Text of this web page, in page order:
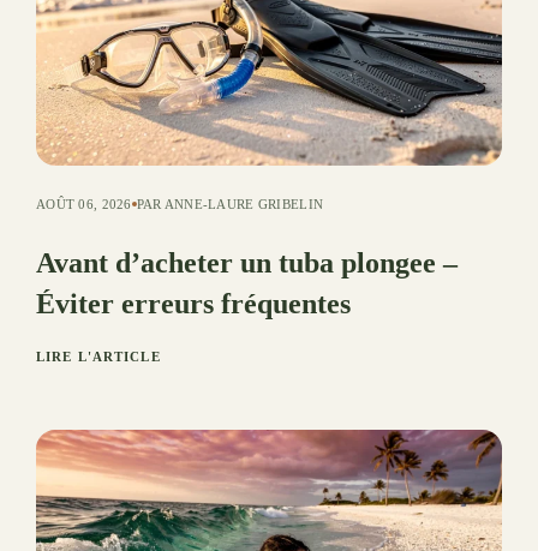
AOÛT 06, 2026 PAR ANNE-LAURE GRIBELIN
Avant d’acheter un tuba plongee –
Éviter erreurs fréquentes
LIRE L'ARTICLE